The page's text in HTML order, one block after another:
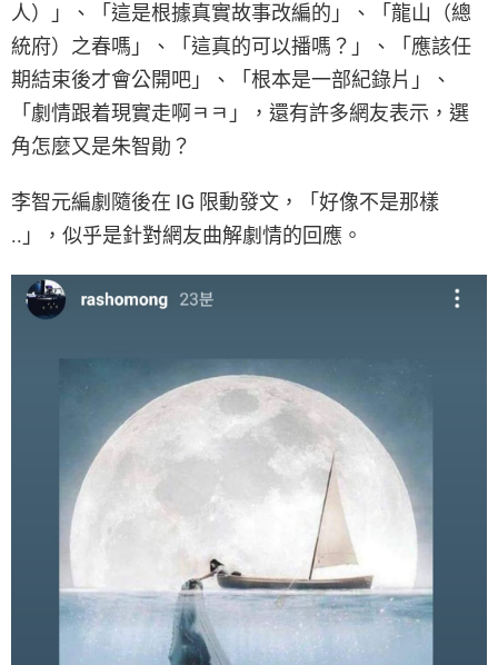
人）」、「這是根據真實故事改編的」、「龍山（總
統府）之春嗎」、「這真的可以播嗎？」、「應該任
期結束後才會公開吧」、「根本是一部紀錄片」、
「劇情跟着現實走啊ㅋㅋ」，還有許多網友表示，選
角怎麼又是朱智勛？
李智元編劇隨後在 IG 限動發文，「好像不是那樣
..」，似乎是針對網友曲解劇情的回應。